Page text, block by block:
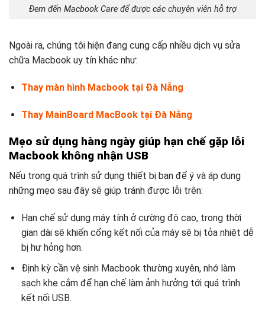
Đem đến Macbook Care để được các chuyên viên hỗ trợ
Ngoài ra, chúng tôi hiện đang cung cấp nhiều dịch vụ sửa
chữa Macbook uy tín khác như:
Thay màn hình Macbook tại Đà Nẵng
Thay MainBoard MacBook tại Đà Nẵng
Mẹo sử dụng hàng ngày giúp hạn chế gặp lỗi
Macbook không nhận USB
Nếu trong quá trình sử dụng thiết bị bạn để ý và áp dụng
những mẹo sau đây sẽ giúp tránh được lỗi trên:
Hạn chế sử dụng máy tính ở cường độ cao, trong thời
gian dài sẽ khiến cổng kết nối của máy sẽ bị tỏa nhiệt dễ
bị hư hỏng hơn.
Định kỳ cần vệ sinh Macbook thường xuyên, nhớ làm
sạch khe cắm để hạn chế làm ảnh hưởng tới quá trình
kết nối USB.